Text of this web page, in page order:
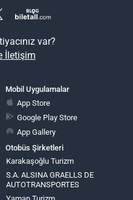
var?
İletişim
Mobil Uygulamalar
App Store
Google Play Store
App Gallery
Otobüs Şirketleri
Karakaşoğlu Turizm
S.A. ALSINA GRAELLS DE
AUTOTRANSPORTES